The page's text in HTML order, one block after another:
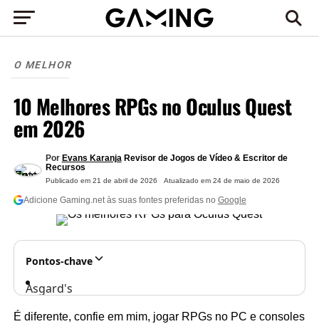
O MELHOR
10 Melhores RPGs no Oculus Quest
em 2026
Publicado em 21 de abril de 2026 Atualizado em 24 de maio de 2026
Por Evans KaranjaRevisor de Jogos de Vídeo & Escritor de
Recursos
Adicione Gaming.net às suas fontes preferidas no Google
Pontos-chave
Asgard's
É diferente, confie em mim, jogar RPGs no PC e consoles